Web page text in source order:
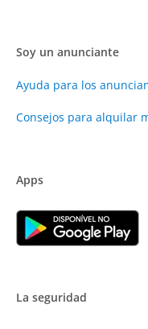
Soy un anunciante
Ayuda para los
Consejos para alquilar
Apps
La seguridad